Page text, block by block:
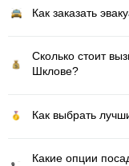
Как заказать
Сколько стоит
Шклове?
Как выбрать
Какие опции